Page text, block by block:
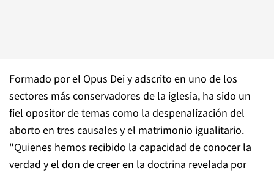
Formado por el Opus Dei y adscrito en uno de los
sectores más conservadores de la iglesia, ha sido un
fiel opositor de temas como la despenalización del
aborto en tres causales y el matrimonio igualitario.
"Quienes hemos recibido la capacidad de conocer la
verdad y el don de creer en la doctrina revelada por